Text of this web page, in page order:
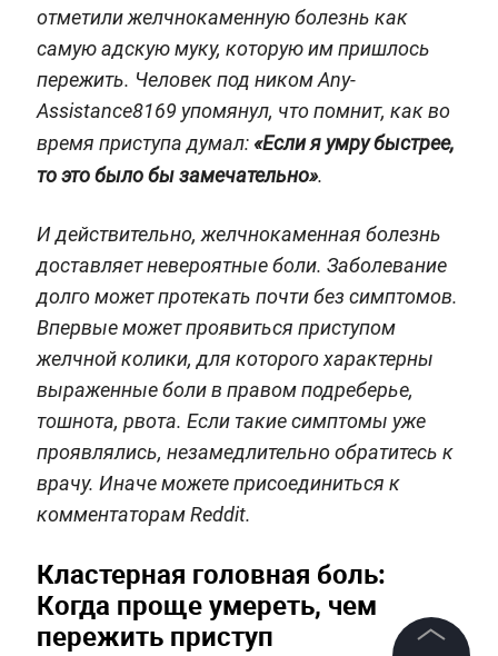
отметили желчнокаменную болезнь как
самую адскую муку, которую им пришлось
пережить. Человек под ником Any-
Assistance8169 упомянул, что помнит, как во
время приступа думал:«Если я умру быстрее,
то это было бы замечательно».
И действительно, желчнокаменная болезнь
доставляет невероятные боли. Заболевание
долго может протекать почти без симптомов.
Впервые может проявиться приступом
желчной колики, для которого характерны
выраженные боли в правом подреберье,
тошнота, рвота. Если такие симптомы уже
проявлялись, незамедлительно обратитесь к
врачу. Иначе можете присоединиться к
комментаторам Reddit.
Кластерная головная боль:
Когда проще умереть, чем
пережить приступ